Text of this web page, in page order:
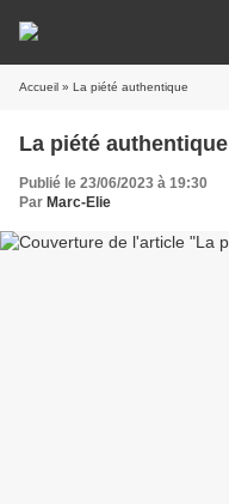
Accueil » La piété authentique
La piété authentique
Publié le 23/06/2023 à 19:30
Par Marc-Elie